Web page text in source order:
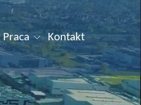
Praca Kontakt